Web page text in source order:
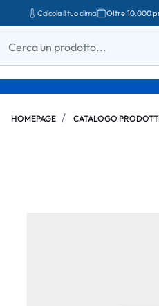
Calcola il tuo clima Oltre 10.000
HOMEPAGE CATALOGO